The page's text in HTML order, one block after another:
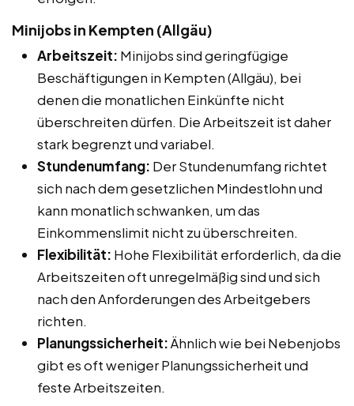
Minijobs in Kempten (Allgäu)
Arbeitszeit: Minijobs sind geringfügige
Beschäftigungen in Kempten (Allgäu), bei
denen die monatlichen Einkünfte nicht
überschreiten dürfen. Die Arbeitszeit ist daher
stark begrenzt und variabel.
Stundenumfang: Der Stundenumfang richtet
sich nach dem gesetzlichen Mindestlohn und
kann monatlich schwanken, um das
Einkommenslimit nicht zu überschreiten.
Flexibilität: Hohe Flexibilität erforderlich, da die
Arbeitszeiten oft unregelmäßig sind und sich
nach den Anforderungen des Arbeitgebers
richten.
Planungssicherheit:Ähnlich wie bei Nebenjobs
gibt es oft weniger Planungssicherheit und
feste Arbeitszeiten.